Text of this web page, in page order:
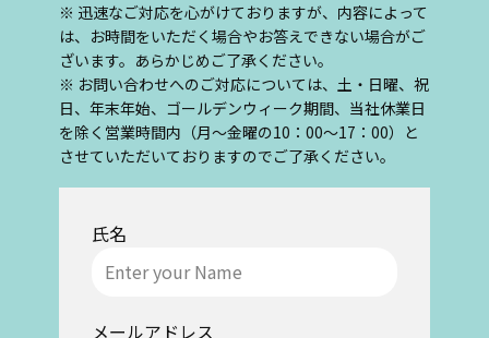
※ 迅速なご対応を心がけておりますが、内容によって
は、お時間をいただく場合やお答えできない場合がご
ざいます。あらかじめご了承ください。
※ お問い合わせへのご対応については、土・日曜、祝
日、年末年始、ゴールデンウィーク期間、当社休業日
を除く営業時間内（月～金曜の10：00～17：00）と
させていただいておりますのでご了承ください。
氏名
メールアドレス